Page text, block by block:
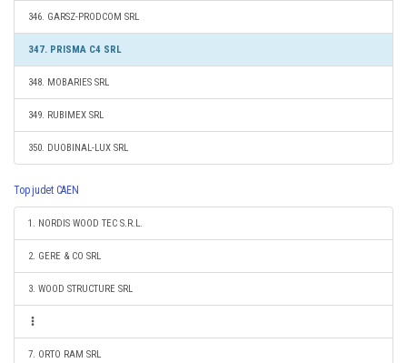
346. GARSZ-PRODCOM SRL
347. PRISMA C4 SRL
348. MOBARIES SRL
349. RUBIMEX SRL
350. DUOBINAL-LUX SRL
Top judet CAEN
1. NORDIS WOOD TEC S.R.L.
2. GERE & CO SRL
3. WOOD STRUCTURE SRL
7. ORTO RAM SRL